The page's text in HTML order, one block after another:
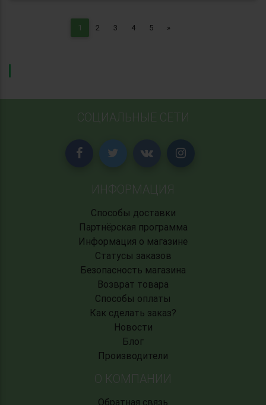
1 2 3 4 5 »
СОЦИАЛЬНЫЕ СЕТИ
ИНФОРМАЦИЯ
Способы доставки
Партнёрская программа
Информация о магазине
Статусы заказов
Безопасность магазина
Возврат товара
Способы оплаты
Как сделать заказ?
Новости
Блог
Производители
О КОМПАНИИ
Обратная связь